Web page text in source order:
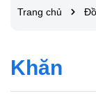
Trang chủ
Khăn